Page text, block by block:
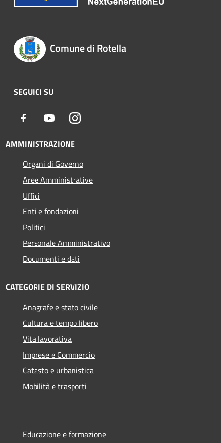
Comune di Rotella
SEGUICI SU
Facebook YoutubeInstagram
AMMINISTRAZIONE
Organi di Governo
Aree Amministrative
Uffici
Enti e fondazioni
Politici
Personale Amministrativo
Documenti e dati
CATEGORIE DI SERVIZIO
Anagrafe e stato civile
Cultura e tempo libero
Vita lavorativa
Imprese e Commercio
Catasto e urbanistica
Mobilità e trasporti
Educazione e formazione